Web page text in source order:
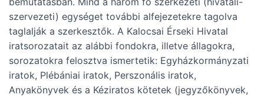
szervezeti) egységet további alfejezetekre tagolva
taglalják a szerkesztők. A Kalocsai Érseki Hivatal
iratsorozatait az alábbi fondokra, illetve állagokra,
sorozatokra felosztva ismertetik: Egyházkormányzati
iratok, Plébániai iratok, Perszonális iratok,
Anyakönyvek és a Kéziratos kötetek (jegyzőkönyvek,